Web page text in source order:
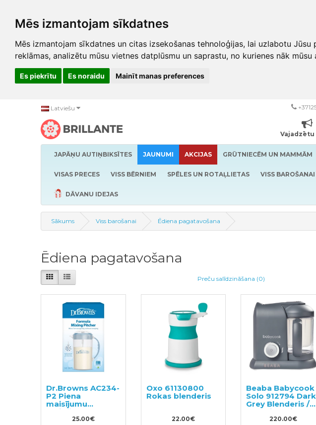
Mēs izmantojam sīkdatnes
Mēs izmantojam sīkdatnes un citas izsekošanas tehnoloģijas, lai uzlabotu
reklāmas, analizētu mūsu vietnes datplūsmu un saprastu, no kurienes nāk mūsu
Es piekrītu Es noraidu Mainīt manas preferences
Latviešu
JAPĀŅU AUTIŅBIKSĪTES JAUNUMI AKCIJAS GRŪTNIECĒM UN MAMMĀM
VISAS PRECES VISS BĒRNIEM SPĒLES UN ROTAĻLIETAS VISS BAROŠANAI
DĀVANU IDEJAS
Sākums Viss barošanai Ēdiena pagatavošana
Ēdiena pagatavošana
Preču salīdzināšana (0)
Dr.Browns AC234-
P2 Piena
maisījumu
maisīšanas krūze
25.00€
Oxo 61130800
Rokas blenderis
22.00€
Beaba Babycook
Solo 912794 Dark
Grey Blenderis /
smalcinātājs
bērnu pārtikai
220.00€